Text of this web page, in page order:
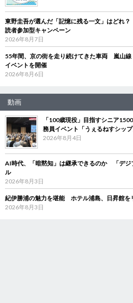
東野圭吾が選んだ「記憶に残る一文」はどれ
読者参加型キャンペーン
2026年8月7日
55年間、京の街を走り続けてきた車両 嵐山
イベントを開催
2026年8月6日
動画
「100歳現役」目指すシニア
務員イベント「うぇるねすシップ
2026年8月4日
AI時代、「暗黙知」は継承できるのか 「デジ
ル
2026年8月3日
紀伊勝浦の魅力を堪能 ホテル浦島、日昇館を
2026年8月3日